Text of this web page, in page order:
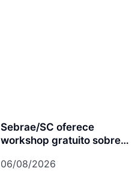
Sebrae/SC oferece
workshop gratuito sobre
06/08/2026